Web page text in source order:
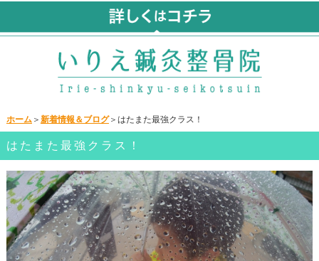
ホーム＞ 新着情報＆ブログ＞はたまた最強クラス！
はたまた最強クラス！